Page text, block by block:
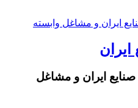
صنایع ایران و مشاغل